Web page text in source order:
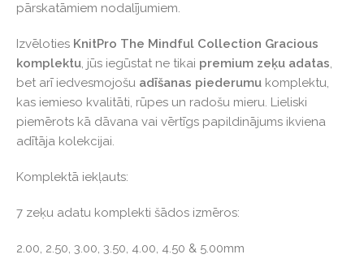
pārskatāmiem nodalījumiem.
Izvēloties KnitPro The Mindful Collection Gracious
komplektu, jūs iegūstat ne tikai premium zeķu adatas,
bet arī iedvesmojošu adīšanas piederumu komplektu,
kas iemieso kvalitāti, rūpes un radošu mieru. Lieliski
piemērots kā dāvana vai vērtīgs papildinājums ikviena
adītāja kolekcijai.
Komplektā iekļauts:
7 zeķu adatu komplekti šādos izmēros:
2.00, 2.50, 3.00, 3.50, 4.00, 4.50 & 5.00mm